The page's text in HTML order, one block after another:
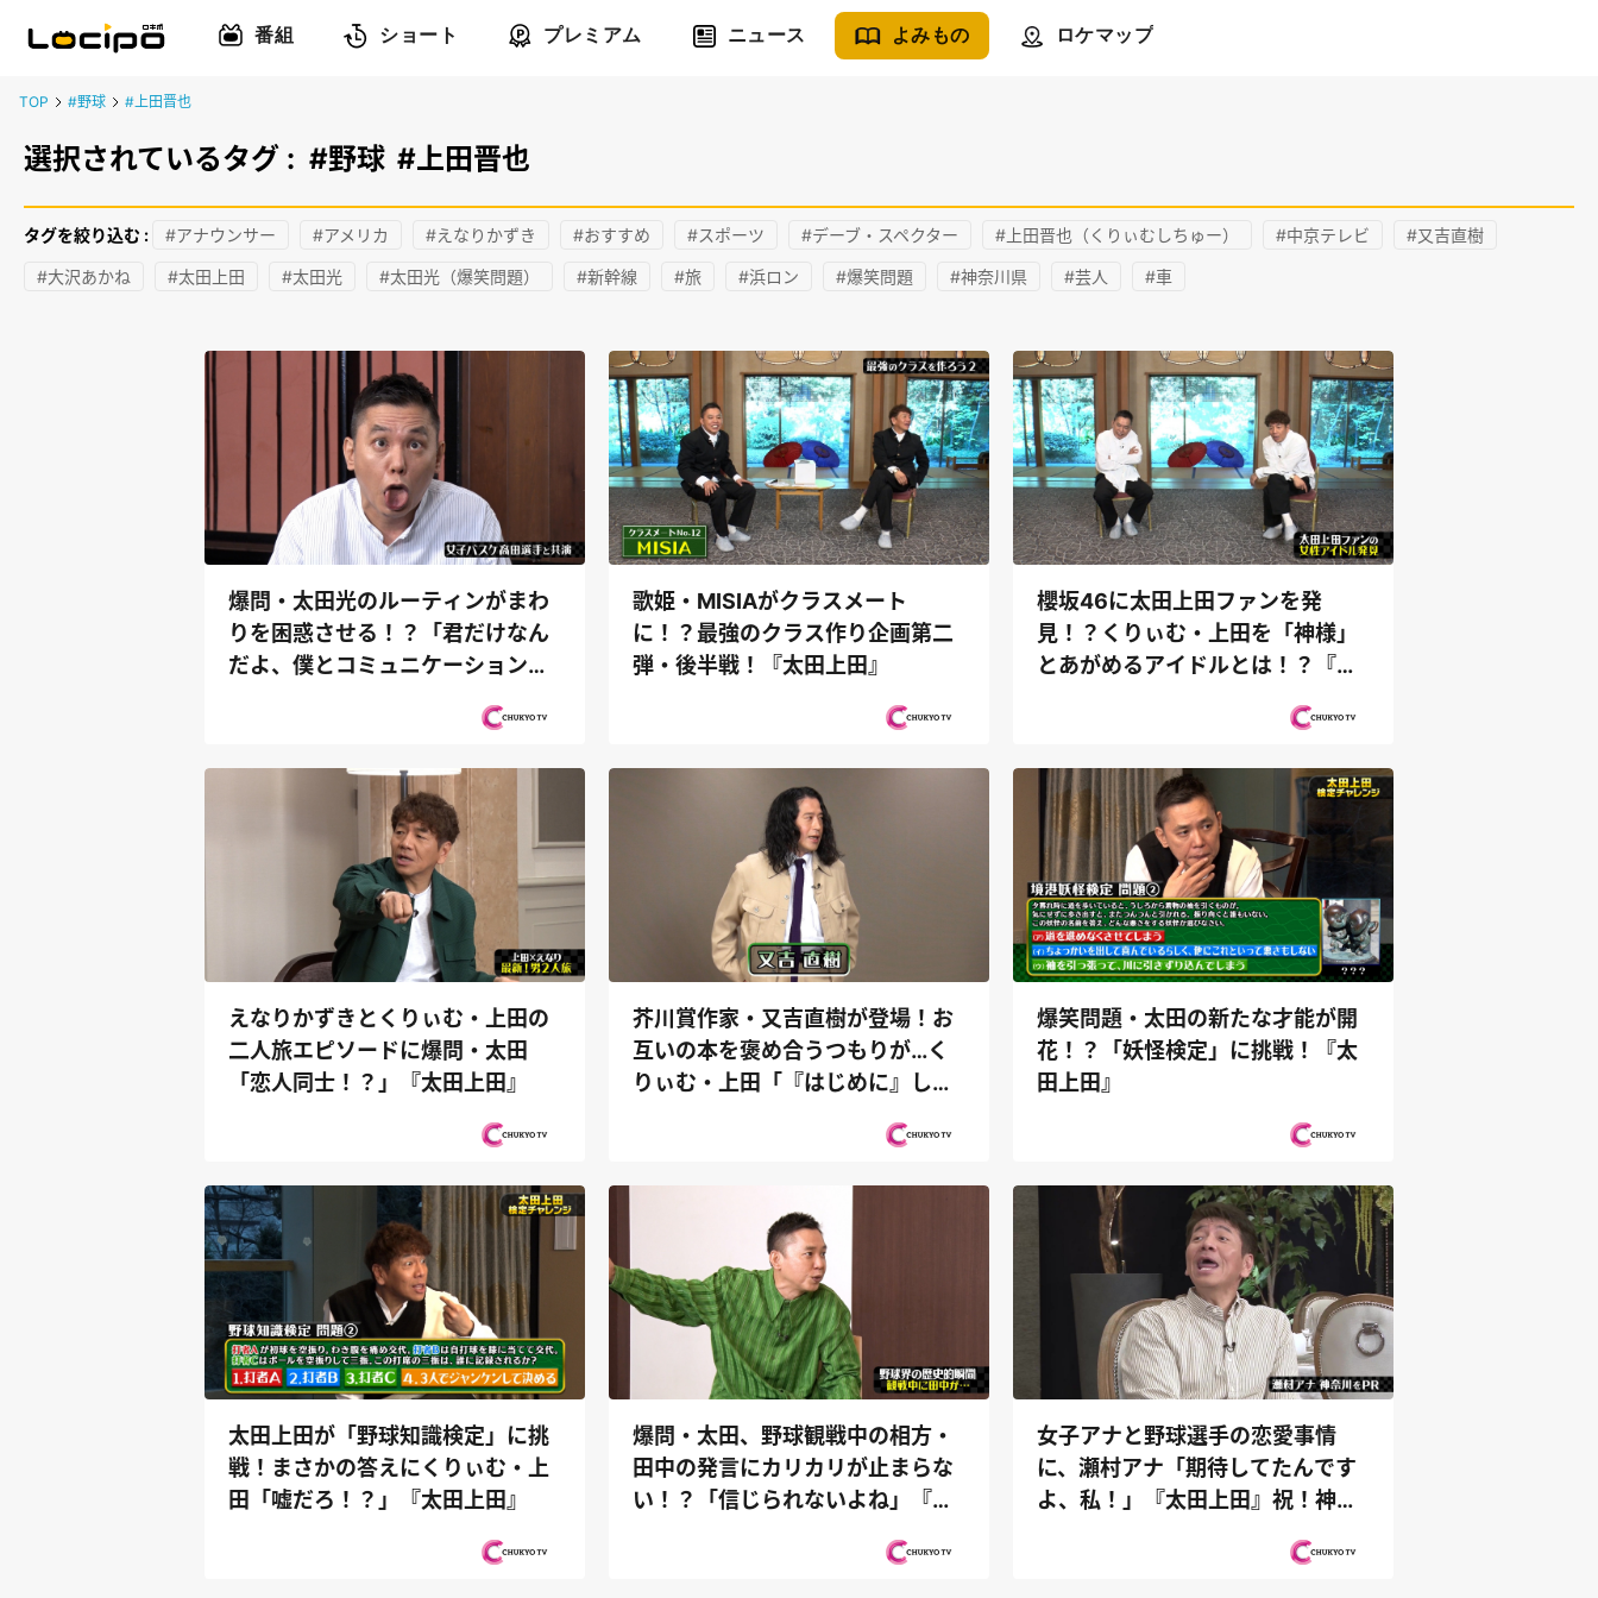
番組 ショート プレミアム ニュース よみもの ロケマップ
TOP #野球 #上田晋也
選択されているタグ : #野球 #上田晋也
タグを絞り込む : #アナウンサー #アメリカ #えなりかずき #おすすめ #スポーツ #デーブ・スペクター #上田晋也（くりぃむしちゅー） #中京テレビ #又吉直樹
#大沢あかね #太田上田 #太田光 #太田光（爆笑問題） #新幹線 #旅 #浜ロン #爆笑問題 #神奈川県 #芸人 #車
爆問・太田光のルーティンがまわ
りを困惑させる！？「君だけなん
だよ、僕とコミュニケーションで
歌姫・MISIAがクラスメート
に！？最強のクラス作り企画第二
弾・後半戦！『太田上田』
櫻坂46に太田上田ファンを発
見！？くりぃむ・上田を「神様」
とあがめるアイドルとは！？『太
えなりかずきとくりぃむ・上田の
二人旅エピソードに爆問・太田
「恋人同士！？」『太田上田』
芥川賞作家・又吉直樹が登場！お
互いの本を褒め合うつもりが…く
りぃむ・上田「『はじめに』しか
爆笑問題・太田の新たな才能が開
花！？「妖怪検定」に挑戦！『太
田上田』
太田上田が「野球知識検定」に挑
戦！まさかの答えにくりぃむ・上
田「嘘だろ！？」『太田上田』
爆問・太田、野球観戦中の相方・
田中の発言にカリカリが止まらな
い！？「信じられないよね」『太
女子アナと野球選手の恋愛事情
に、瀬村アナ「期待してたんです
よ、私！」『太田上田』祝！神奈